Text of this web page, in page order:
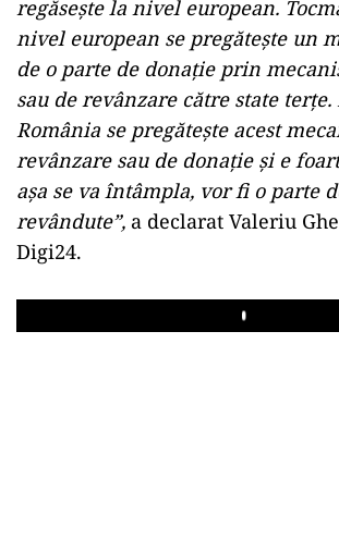
regăsește la nivel european.
nivel european se pregătește un
de o parte de donație prin
sau de revânzare către state
România se pregătește acest
revânzare sau de donație și e
așa se va întâmpla, vor fi o parte
revândute”, a declarat Valeriu
Digi24.
Play